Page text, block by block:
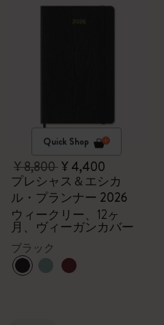
Quick Shop
¥ 8,800¥ 4,400
プレシャス＆エシカ
ル・プランナー 2026
ウィークリー、12ヶ
月、ヴィーガンカバー
ブラック